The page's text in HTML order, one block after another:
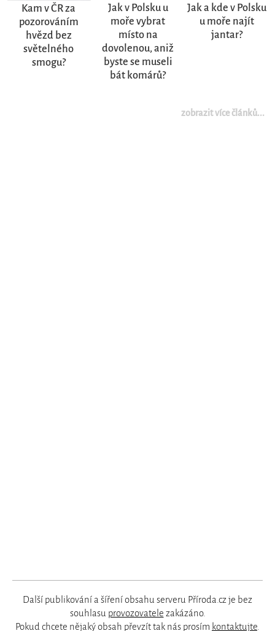
Kam v ČR za
pozorováním
hvězd bez
světelného
smogu?
Jak v Polsku u
moře vybrat
místo na
dovolenou, aniž
byste se museli
bát komárů?
Jak a kde v Polsku
u moře najít
jantar?
zobrazit více článků...
Další publikování a šíření obsahu serveru Příroda.cz je bez
souhlasu provozovatele zakázáno.
Pokud chcete nějaký obsah převzít tak nás prosím kontaktujte.